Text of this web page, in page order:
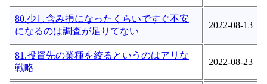
80.少し含み損になったくらいですぐ不安
になるのは調査が足りてない
2022-08-13
81.投資先の業種を絞るというのはアリな
戦略
2022-08-23